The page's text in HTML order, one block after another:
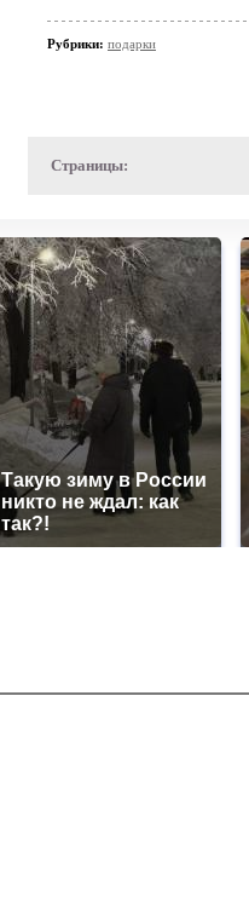
Рубрики: подарки
Страницы:
Такую зиму в России
никто не ждал: как
так?!